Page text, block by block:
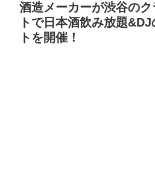
酒造メーカーが渋谷の
トで日本酒飲み放題
トを開催！